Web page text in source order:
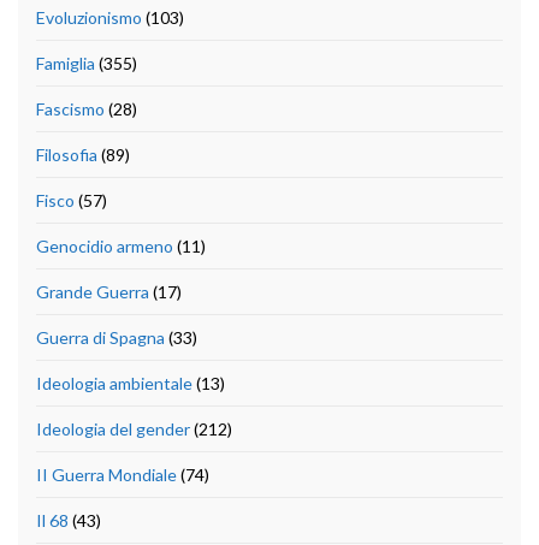
Evoluzionismo (103)
Famiglia (355)
Fascismo (28)
Filosofia (89)
Fisco (57)
Genocidio armeno (11)
Grande Guerra (17)
Guerra di Spagna (33)
Ideologia ambientale(13)
Ideologia del gender(212)
II Guerra Mondiale(74)
Il 68 (43)